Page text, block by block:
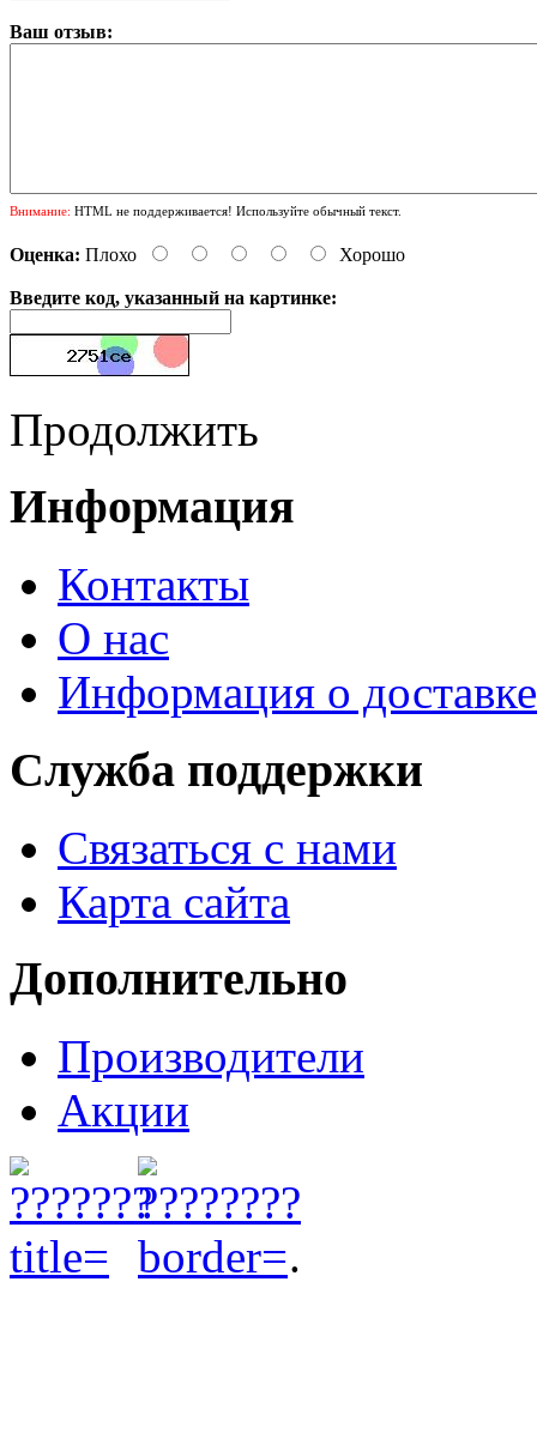
Ваш отзыв:
Внимание: HTML не поддерживается! Используйте обычный текст.
Оценка: Плохо Хорошо
Введите код, указанный на картинке:
Продолжить
Информация
Контакты
О нас
Информация о доставке
Служба поддержки
Связаться с нами
Карта сайта
Дополнительно
Производители
Акции
.